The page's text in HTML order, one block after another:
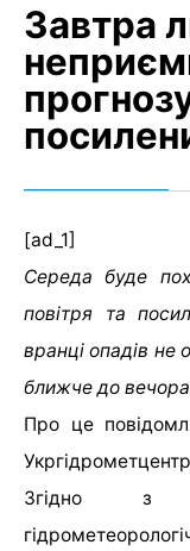
Завтра
[ad_1]
Середа буде
повітря та
вранці опадів не
ближче до вечора
Про це
Згідно з